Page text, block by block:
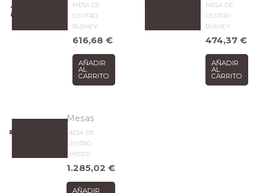
MESA DE
CENTRO
BUSHEY
616,68€
AÑADIR
AL
CARRITO
MESA DE
CENTRO
BUSHEY
474,37€
AÑADIR
AL
CARRITO
Mesas
MESA DE
CENTRO
NYSTED
1.285,02€
AÑADIR